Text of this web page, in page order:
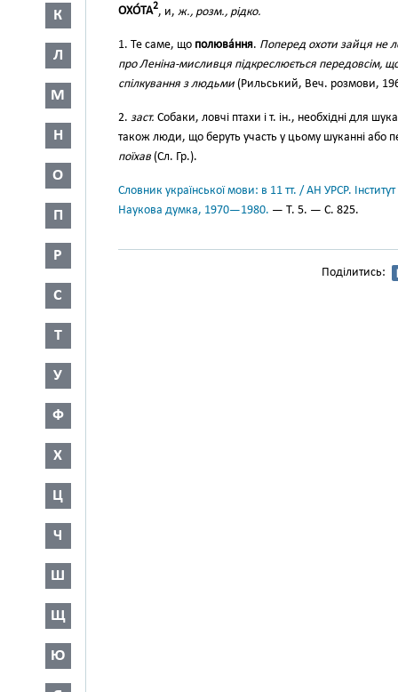
К
Л
М
Н
О
П
Р
С
Т
У
Ф
Х
Ц
Ч
Ш
Щ
Ю
ОХО́ТА2, и, ж., розм., рідко.
1. Те саме, що полюва́ння. Поперед охоти зайця не
про Леніна-мисливця підкреслюється передовсім,
спілкування з людьми (Рильський, Веч. розмови,
2. заст. Собаки, ловчі птахи і т. ін., необхідні для
також люди, що беруть участь у цьому шуканні або
поїхав (Сл. Гр.).
Словник української мови: в 11 тт. / АН УРСР.
Наукова думка, 1970—1980. — Т. 5. — С. 825.
Поділитись: